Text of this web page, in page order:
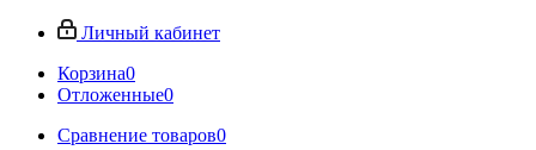
Личный кабинет
Корзина0
Отложенные0
Сравнение товаров0